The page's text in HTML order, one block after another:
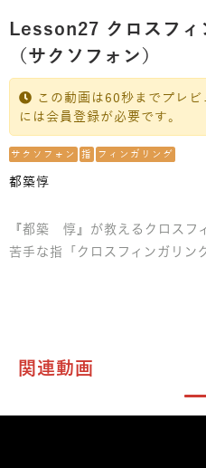
Lesson27 クロスフィ
（サクソフォン）
この動画は60秒までプレ
には会員登録が必要です。
サクソフォン 指 フィンガリング
都築惇
『都築 惇』が教えるクロスフ
苦手な指「クロスフィンガリン
い人も多い、シ♭の指遣いにつ
関連動画